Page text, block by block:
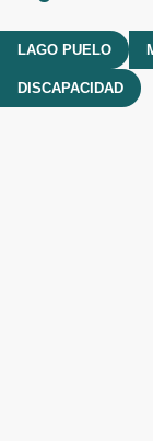
LAGO PUELO
DISCAPACIDAD